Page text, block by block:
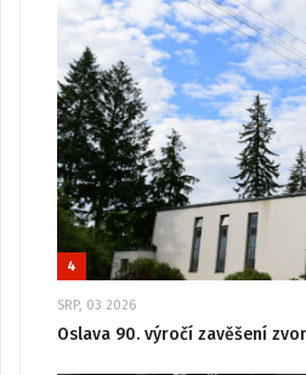
4
SRP, 03 2026
Oslava 90. výročí zavěšení